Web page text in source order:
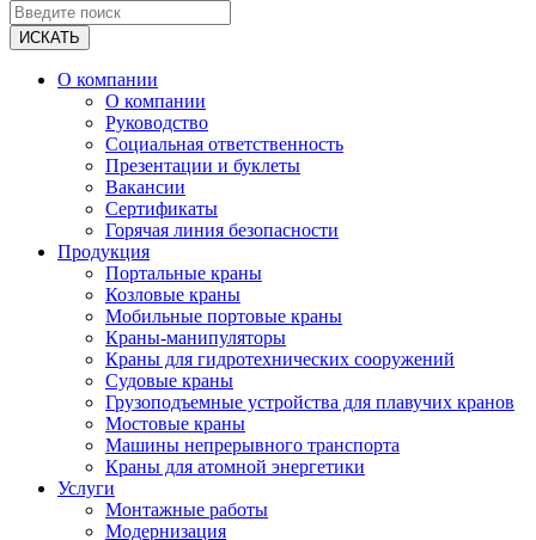
О компании
О компании
Руководство
Социальная ответственность
Презентации и буклеты
Вакансии
Сертификаты
Горячая линия безопасности
Продукция
Портальные краны
Козловые краны
Мобильные портовые краны
Краны-манипуляторы
Краны для гидротехнических сооружений
Судовые краны
Грузоподъемные устройства для плавучих кранов
Мостовые краны
Машины непрерывного транспорта
Краны для атомной энергетики
Услуги
Монтажные работы
Модернизация